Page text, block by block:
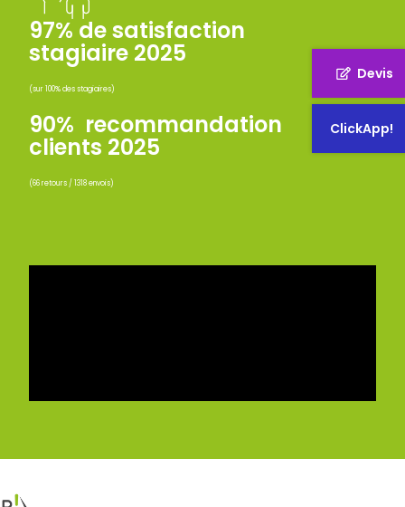
Devis
ClickApp!
97% de satisfaction
stagiaire 2025
(sur 100% des stagiaires)
90% recommandation
clients 2025
(66 retours / 1318 envois)